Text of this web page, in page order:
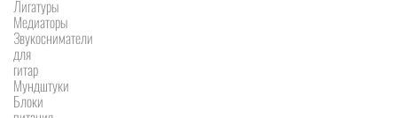
Лигатуры
Медиаторы
Звукосниматели
для
гитар
Мундштуки
Блоки